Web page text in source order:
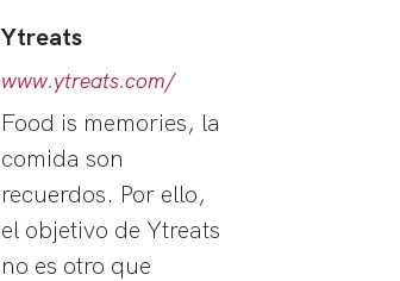
Ytreats
www.ytreats.com/
Food is memories, la
comida son
recuerdos. Por ello,
el objetivo de Ytreats
no es otro que